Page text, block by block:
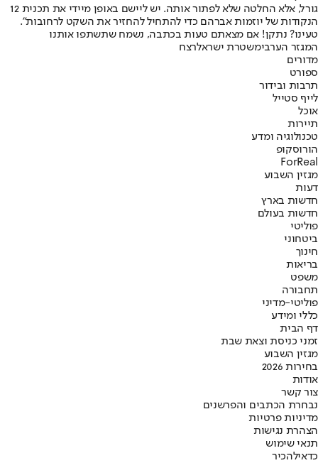
גורל, אלא החלטה שלא לפתור אותה. יש ליישם באופן מיידי את תכנית 12
הנקודות של יוזמות אברהם כדי להתחיל להחזיר את השקט לרחובות".
טעינו? נתקן! אם מצאתם טעות בכתבה, נשמח שתשתפו אותנו
המגזר הערבימשטרת ישראלרצח
מדורים
ספורט
תרבות ובידור
לייף סטייל
אוכל
תיירות
טכנולוגיה ומדע
הורוסקופ
ForReal
מגזין השבוע
דעות
חדשות בארץ
חדשות בעולם
פוליטי
ביטחוני
חינוך
בריאות
משפט
תחבורה
פוליטי-מדיני
כללי ומידע
דף הבית
זמני כניסת וצאת שבת
מגזין השבוע
בחירות 2026
אודות
צור קשר
נבחרת הכתבים והפרשנים
מדיניות פרטיות
הצהרת נגישות
תנאי שימוש
כדאילהכיר